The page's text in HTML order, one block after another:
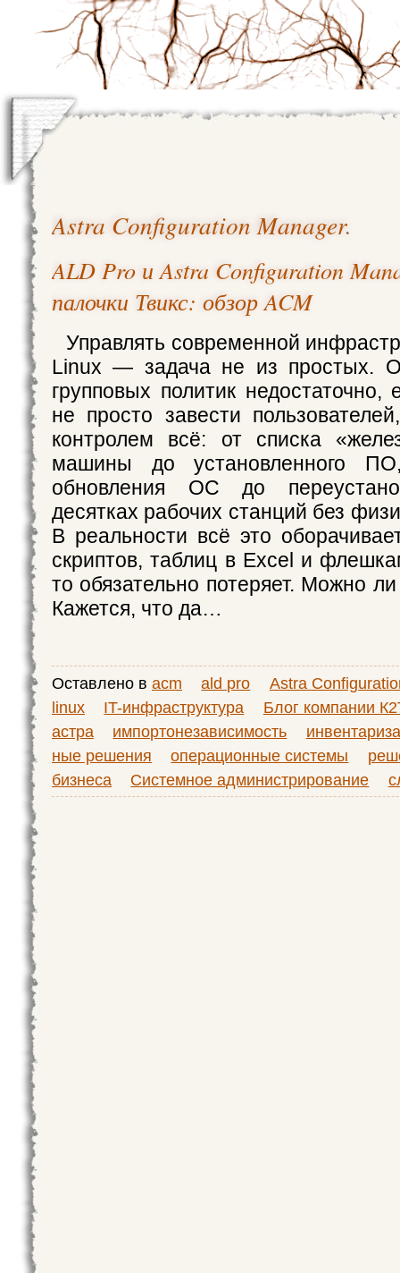
Astra Configuration Manager.
ALD Pro и Astra Configuration
палочки Твикс: обзор ACM
Управлять современной
Linux — задача не из простых.
групповых политик
не просто завести
контролем всё: от списка
машины до установленного
обновления ОС до
десятках рабочих станций без
В реальности всё это
скриптов, таблиц в Excel и
то обязательно потеряет. Можно
Кажется, что да…
Оставлено в acm ald pro
Astra
linux
IT-инфраструктура
Блог компании
астра
импортонезависимость
ные решения
операционные системы
бизнеса
Системное администрирование